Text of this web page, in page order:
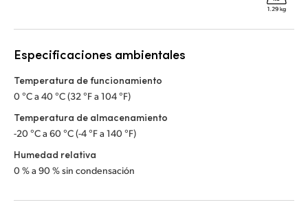
Especificaciones ambientales
Temperatura de funcionamiento
0 °C a 40 °C (32 °F a 104 °F)
Temperatura de almacenamiento
-20 °C a 60 °C (-4 °F a 140 °F)
Humedad relativa
0 % a 90 % sin condensación